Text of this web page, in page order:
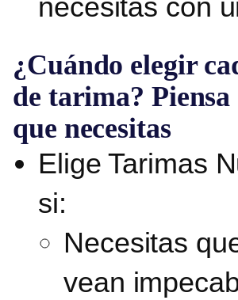
¿Cuándo elegir
de tarima? Piensa
que necesitas
Elige Tarimas
si:
Necesitas
vean